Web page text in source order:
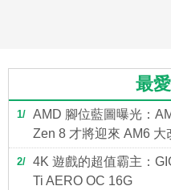
最
1
AMD 腳位藍圖曝光：
Zen 8 才將迎來 AM6 大
2
4K 遊戲的超值霸主：
Ti AERO OC 16G